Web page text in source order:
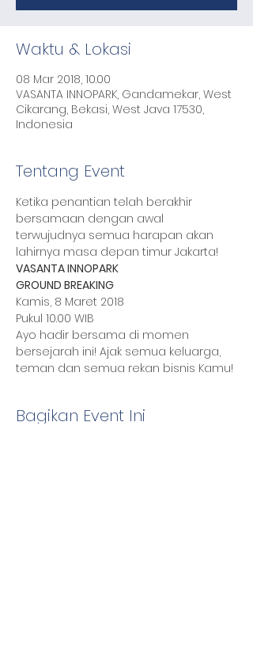
Waktu & Lokasi
08 Mar 2018, 10.00
VASANTA INNOPARK, Gandamekar, West
Cikarang, Bekasi, West Java 17530,
Indonesia
Tentang Event
Ketika penantian telah berakhir
bersamaan dengan awal
terwujudnya semua harapan akan
lahirnya masa depan timur Jakarta!
VASANTA INNOPARK
GROUND BREAKING
Kamis, 8 Maret 2018
Pukul 10.00 WIB
Ayo hadir bersama di momen
bersejarah ini! Ajak semua keluarga,
teman dan semua rekan bisnis Kamu!
Bagikan Event Ini